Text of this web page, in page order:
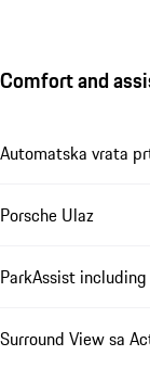
Comfort and
Automatska vrata
Porsche Ulaz
ParkAssist
Surround View sa